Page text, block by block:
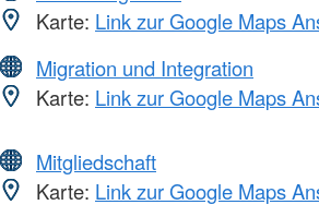
Karte: Link zur Google Maps
Migration und Integration
Karte: Link zur Google Maps
Mitgliedschaft
Karte: Link zur Google Maps